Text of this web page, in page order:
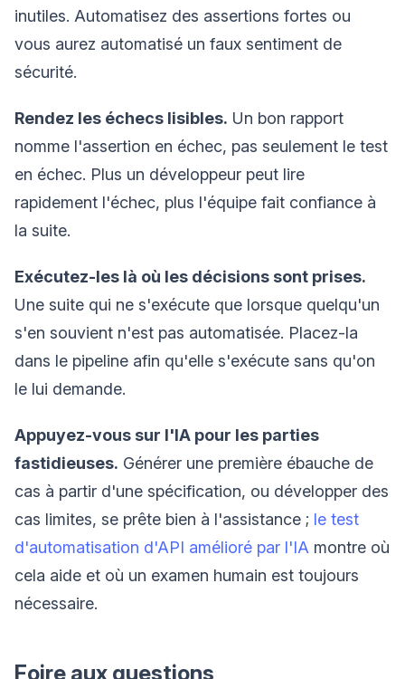
inutiles. Automatisez des assertions fortes ou
vous aurez automatisé un faux sentiment de
sécurité.
Rendez les échecs lisibles. Un bon rapport
nomme l'assertion en échec, pas seulement le test
en échec. Plus un développeur peut lire
rapidement l'échec, plus l'équipe fait confiance à
la suite.
Exécutez-les là où les décisions sont prises.
Une suite qui ne s'exécute que lorsque quelqu'un
s'en souvient n'est pas automatisée. Placez-la
dans le pipeline afin qu'elle s'exécute sans qu'on
le lui demande.
Appuyez-vous sur l'IA pour les parties
fastidieuses. Générer une première ébauche de
cas à partir d'une spécification, ou développer des
cas limites, se prête bien à l'assistance ; le test
d'automatisation d'API amélioré par l'IA montre où
cela aide et où un examen humain est toujours
nécessaire.
Foire aux questions